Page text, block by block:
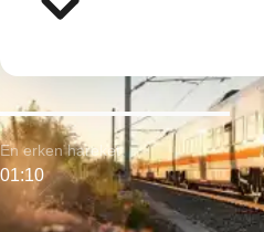
En erken hareket:
01:10